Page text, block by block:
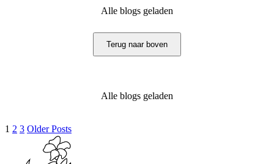
Alle blogs geladen
Terug naar boven
Alle blogs geladen
1 2 3 Older Posts